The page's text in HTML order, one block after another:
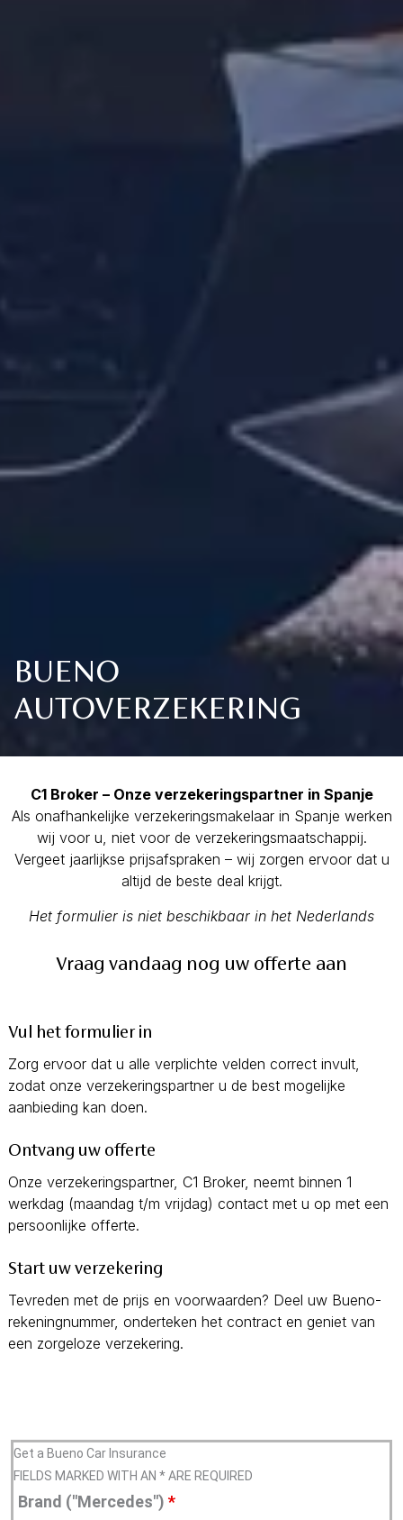
BUENO
AUTOVERZEKERING
C1 Broker – Onze verzekeringspartner in Spanje
Als onafhankelijke verzekeringsmakelaar in Spanje werken
wij voor u, niet voor de verzekeringsmaatschappij.
Vergeet jaarlijkse prijsafspraken – wij zorgen ervoor dat u
altijd de beste deal krijgt.
Het formulier is niet beschikbaar in het Nederlands
Vraag vandaag nog uw offerte aan
Vul het formulier in
Zorg ervoor dat u alle verplichte velden correct invult,
zodat onze verzekeringspartner u de best mogelijke
aanbieding kan doen.
Ontvang uw offerte
Onze verzekeringspartner, C1 Broker, neemt binnen 1
werkdag (maandag t/m vrijdag) contact met u op met een
persoonlijke offerte.
Start uw verzekering
Tevreden met de prijs en voorwaarden? Deel uw Bueno-
rekeningnummer, onderteken het contract en geniet van
een zorgeloze verzekering.